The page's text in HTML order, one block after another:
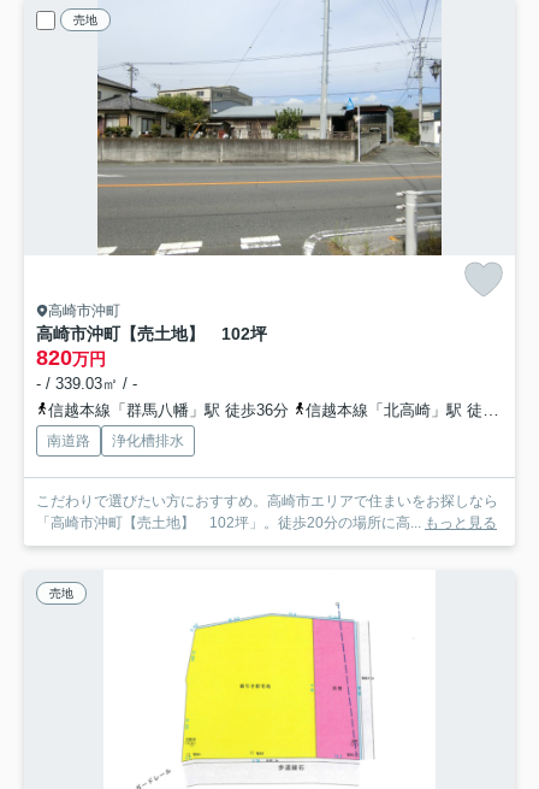
売地
高崎市沖町
高崎市沖町【売土地】 102坪
820万円
- / 339.03㎡ / -
信越本線「群馬八幡」駅 徒歩36分
信越本線「北高崎」駅 徒歩62分
南道路 浄化槽排水
こだわりで選びたい方におすすめ。高崎市エリアで住まいをお探しなら
「高崎市沖町【売土地】 102坪」。徒歩20分の場所に高... もっと見る
売地